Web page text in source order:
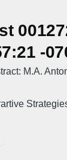
-
M.A.